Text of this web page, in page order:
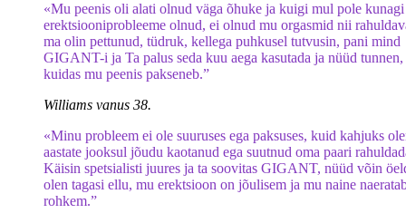
«Mu peenis oli alati olnud väga õhuke ja kuigi mul pole kunagi
erektsiooniprobleeme olnud, ei olnud mu orgasmid nii
ma olin pettunud, tüdruk, kellega puhkusel tutvusin, pani mind
GIGANT-i ja Ta palus seda kuu aega kasutada ja nüüd tunnen,
kuidas mu peenis pakseneb.”
Williams vanus 38.
«Minu probleem ei ole suuruses ega paksuses, kuid kahjuks
aastate jooksul jõudu kaotanud ega suutnud oma paari
Käisin spetsialisti juures ja ta soovitas GIGANT, nüüd võin
olen tagasi ellu, mu erektsioon on jõulisem ja mu naine
rohkem.”